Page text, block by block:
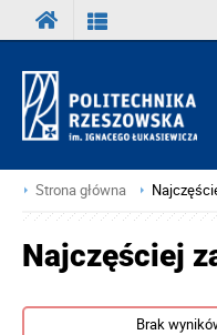
Strona główna
Najczęściej
Brak